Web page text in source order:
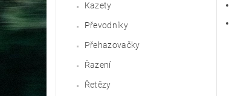
Kazety
Převodníky
Přehazovačky
Řazení
Řetězy